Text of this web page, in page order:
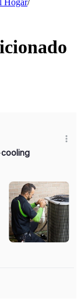
Hogar/